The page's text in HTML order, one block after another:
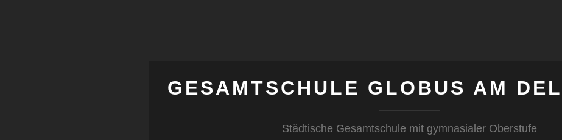
GESAMTSCHULE GLOBUS AM
Städtische Gesamtschule mit gymnasialer Oberstufe